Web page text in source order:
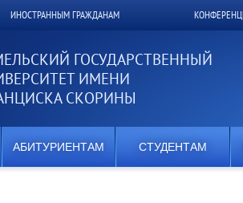
ИНОСТРАННЫМ ГРАЖДАНАМ
ГОСУДАРСТВЕННЫЙ
ИМЕНИ
СКОРИНЫ
АБИТУРИЕНТАМ СТУДЕНТАМ